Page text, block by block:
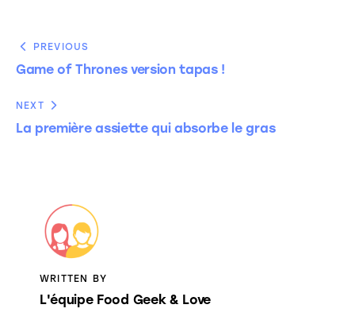
PREVIOUS
Game of Thrones version tapas !
NEXT
La première assiette qui absorbe le gras
WRITTEN BY
L'équipe Food Geek & Love